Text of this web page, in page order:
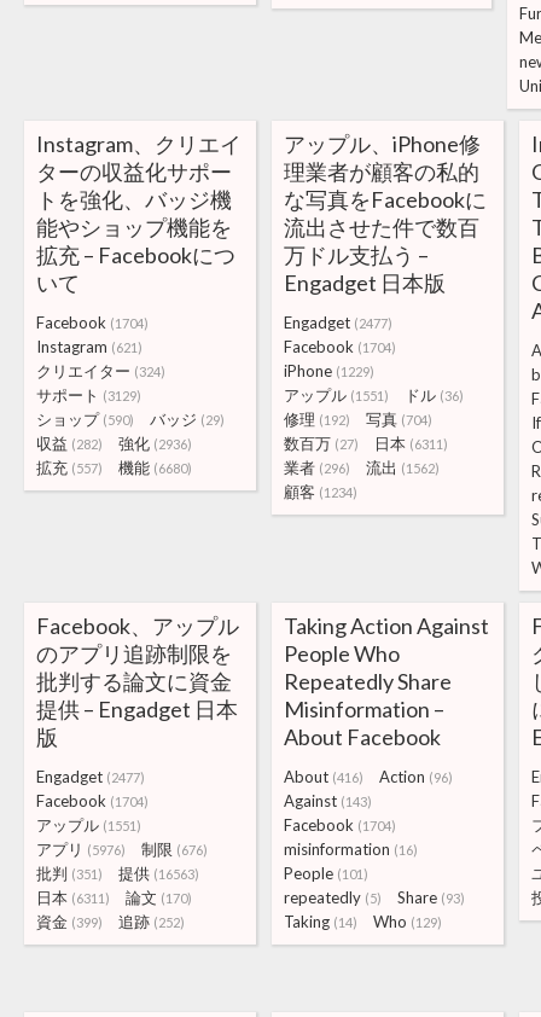
Instagram、クリエイ
ターの収益化サポー
トを強化、バッジ機
能やショップ機能を
拡充 – Facebookにつ
いて
Facebook (1704)
Instagram (621)
クリエイター (324)
サポート (3129)
ショップ (590) バッジ (29)
収益 (282) 強化 (2936)
拡充 (557) 機能 (6680)
アップル、iPhone修
理業者が顧客の私的
な写真をFacebookに
流出させた件で数百
万ドル支払う –
Engadget 日本版
Engadget (2477)
Facebook (1704)
iPhone (1229)
アップル (1551) ドル (36)
修理 (192) 写真 (704)
数百万 (27) 日本 (6311)
業者 (296) 流出 (1562)
顧客 (1234)
If
Facebook、アップル
のアプリ追跡制限を
批判する論文に資金
提供 – Engadget 日本
版
Engadget (2477)
Facebook (1704)
アップル (1551)
アプリ (5976) 制限 (676)
批判 (351) 提供 (16563)
日本 (6311) 論文 (170)
資金 (399) 追跡 (252)
Taking Action Against
People Who
Repeatedly Share
Misinformation –
About Facebook
About (416) Action (96)
Against (143)
Facebook (1704)
misinformation (16)
People (101)
repeatedly (5) Share (93)
Taking (14) Who (129)